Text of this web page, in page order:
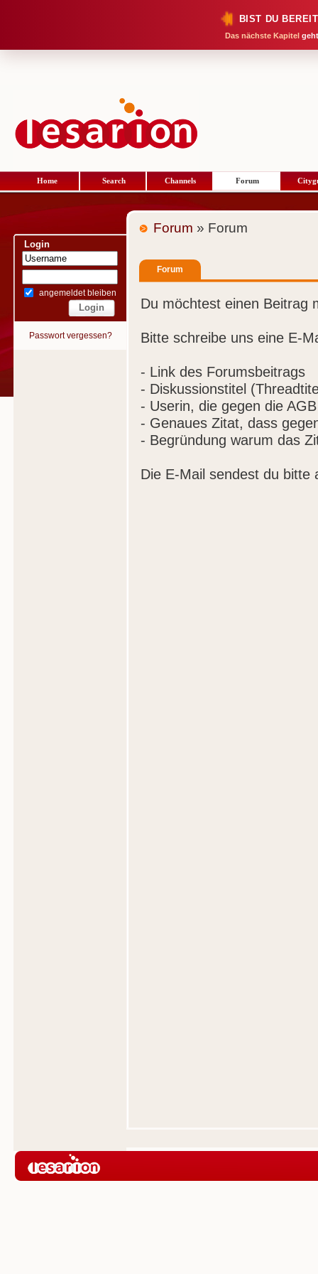
BIST DU
Das nächste Kapitel
Home Search Channels Forum
Login
angemeldet bleiben
Passwort vergessen?
Forum » Forum
Forum
Du möchtest einen Beitrag
Bitte schreibe uns eine E-
- Link des Forumsbeitrags
- Diskussionstitel
- Userin, die gegen die
- Genaues Zitat, dass
- Begründung warum das
Die E-Mail sendest du bitte